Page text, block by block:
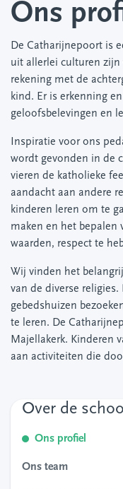
Ons
De Catharijnepoort is
uit allerlei culturen zijn
rekening met de
kind. Er is erkenning
geloofsbelevingen en
Inspiratie voor ons
wordt gevonden in de
vieren de katholieke
aandacht aan andere
kinderen leren om te
maken en het bepalen
waarden, respect te
Wij vinden het
van de diverse
gebedshuizen
te leren. De
Majellakerk. Kinderen
aan activiteiten die
Over de
Ons profiel
Ons team